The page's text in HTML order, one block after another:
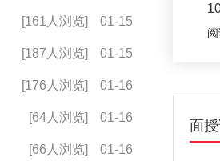
01-15
[161人浏览]
01-15
[187人浏览]
01-16
[176人浏览]
01-16
[64人浏览]
01-16
[66人浏览]
面